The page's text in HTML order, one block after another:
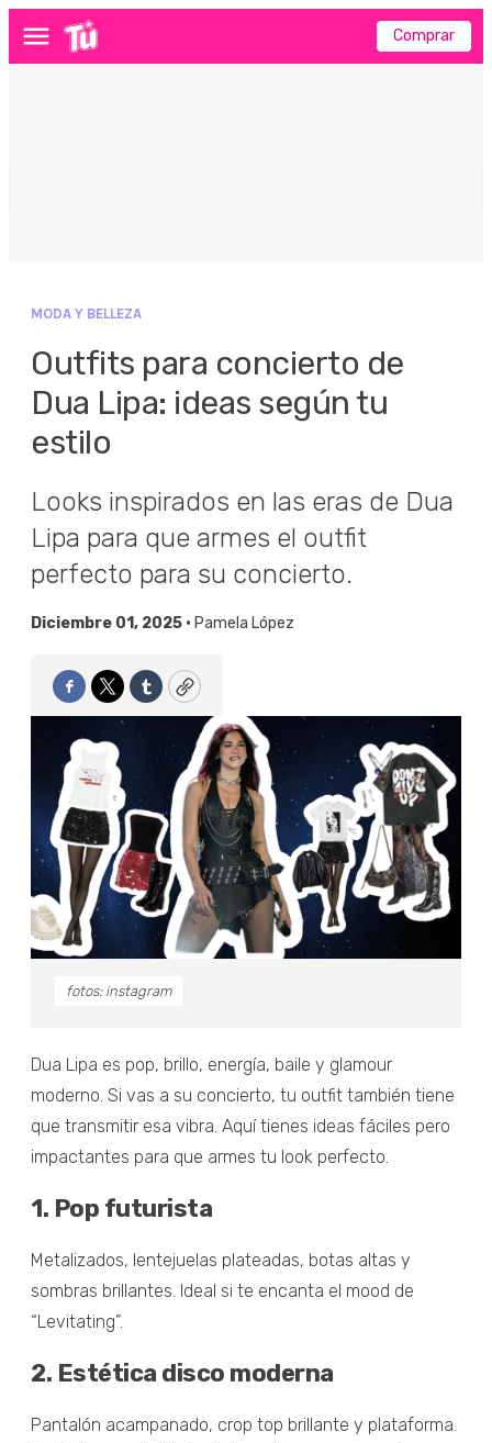
Menú Comprar
MODA Y BELLEZA
Outfits para concierto de
Dua Lipa: ideas según tu
estilo
Looks inspirados en las eras de Dua
Lipa para que armes el outfit
perfecto para su concierto.
Diciembre 01, 2025 • Pamela López
Facebook
TwitterTumblrCopy
fotos: instagram
Dua Lipa es pop, brillo, energía, baile y glamour
moderno. Si vas a su concierto, tu outfit también tiene
que transmitir esa vibra. Aquí tienes ideas fáciles pero
impactantes para que armes tu look perfecto.
1. Pop futurista
Metalizados, lentejuelas plateadas, botas altas y
sombras brillantes. Ideal si te encanta el mood de
“Levitating”.
2. Estética disco moderna
Pantalón acampanado, crop top brillante y plataforma.